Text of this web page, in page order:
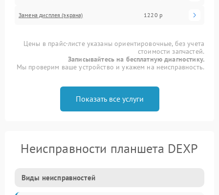
Замена дисплея (экрана) 1220 р
Цены в прайс-листе указаны ориентировочные, без учета
стоимости запчастей.
Записывайтесь на бесплатную диагностику.
Мы проверим ваше устройство и укажем на неисправность.
Показать все услуги
Неисправности планшета DEXP
Виды неисправностей